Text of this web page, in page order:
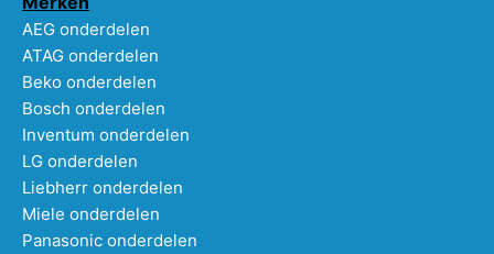
AEG onderdelen
ATAG onderdelen
Beko onderdelen
Bosch onderdelen
Inventum onderdelen
LG onderdelen
Liebherr onderdelen
Miele onderdelen
Panasonic onderdelen